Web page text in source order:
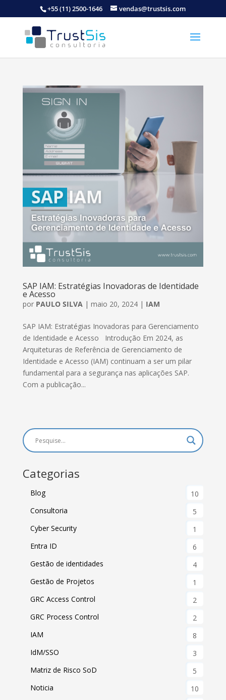
+55 (11) 2500-1646 vendas@trustsis.com
SAP IAM: Estratégias Inovadoras de Identidade
e Acesso
por PAULO SILVA| maio 20, 2024| IAM
SAP IAM: Estratégias Inovadoras para Gerenciamento
de Identidade e Acesso Introdução Em 2024, as
Arquiteturas de Referência de Gerenciamento de
Identidade e Acesso (IAM) continuam a ser um pilar
fundamental para a segurança nas aplicações SAP.
Com a publicação...
Categorias
Blog
10
Consultoria
5
Cyber Security
1
Entra ID
6
Gestão de identidades
4
Gestão de Projetos
1
GRC Access Control
2
GRC Process Control
2
IAM
8
IdM/SSO
3
Matriz de Risco SoD
5
Noticia
10